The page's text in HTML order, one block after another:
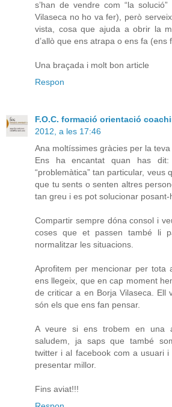
s’han de vendre com “la
Vilaseca no ho va fer), però
vista, cosa que ajuda a obrir la
d’allò que ens atrapa o ens fa (ens
Una braçada i molt bon article
Respon
F.O.C. formació orientació
2012, a les 17:46
Ana moltíssimes gràcies per la teva
Ens ha encantat quan has
“problemàtica” tan particular, veus
que tu sents o senten altres
tan greu i es pot solucionar posant-
Compartir sempre dóna consol i
coses que et passen també li
normalitzar les situacions.
Aprofitem per mencionar per tota
ens llegeix, que en cap moment
de criticar a en Borja Vilaseca. Ell
són els que ens fan pensar.
A veure si ens trobem en una
saludem, ja saps que també
twitter i al facebook com a usuari i
presentar millor.
Fins aviat!!!